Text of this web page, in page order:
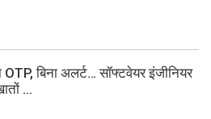
OTP, बिना अलर्ट… सॉफ्टवेयर इंजीनियर
...